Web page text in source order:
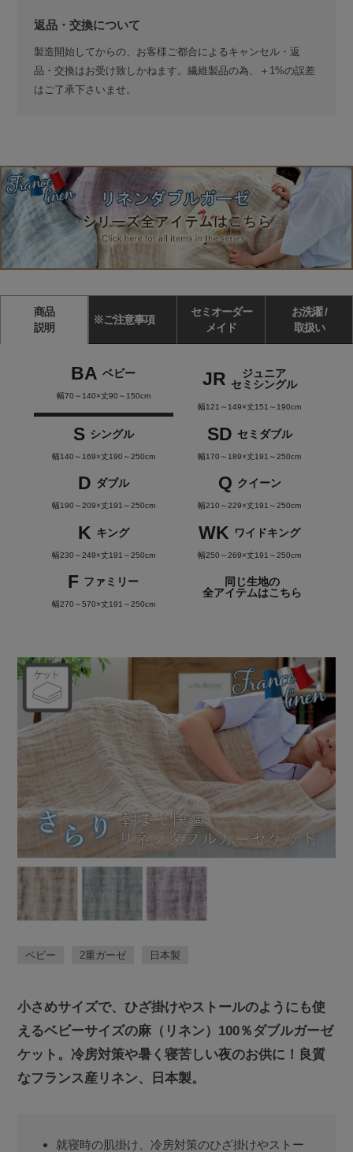
返品・交換について
製造開始してからの、お客様ご都合によるキャンセル・返
品・交換はお受け致しかねます。繊維製品の為、＋1%の誤差
はご了承下さいませ。
商品
説明
※ご注意事項
セミオーダー
メイド
お洗濯 /
取扱い
BA ベビー
幅70～140×丈90～150cm
JR
ジュニア
セミシングル
幅121～149×丈151～190cm
S シングル
幅140～169×丈190～250cm
SD セミダブル
幅170～189×丈191～250cm
D ダブル
幅190～209×丈191～250cm
Q クイーン
幅210～229×丈191～250cm
K キング
幅230～249×丈191～250cm
WK ワイドキング
幅250～269×丈191～250cm
F ファミリー
幅270～570×丈191～250cm
同じ生地の
全アイテムはこちら
ベビー 2重ガーゼ 日本製
小さめサイズで、ひざ掛けやストールのようにも使
えるベビーサイズの麻（リネン）100％ダブルガーゼ
ケット。冷房対策や暑く寝苦しい夜のお供に！良質
なフランス産リネン、日本製。
就寝時の肌掛け、冷房対策のひざ掛けやストー